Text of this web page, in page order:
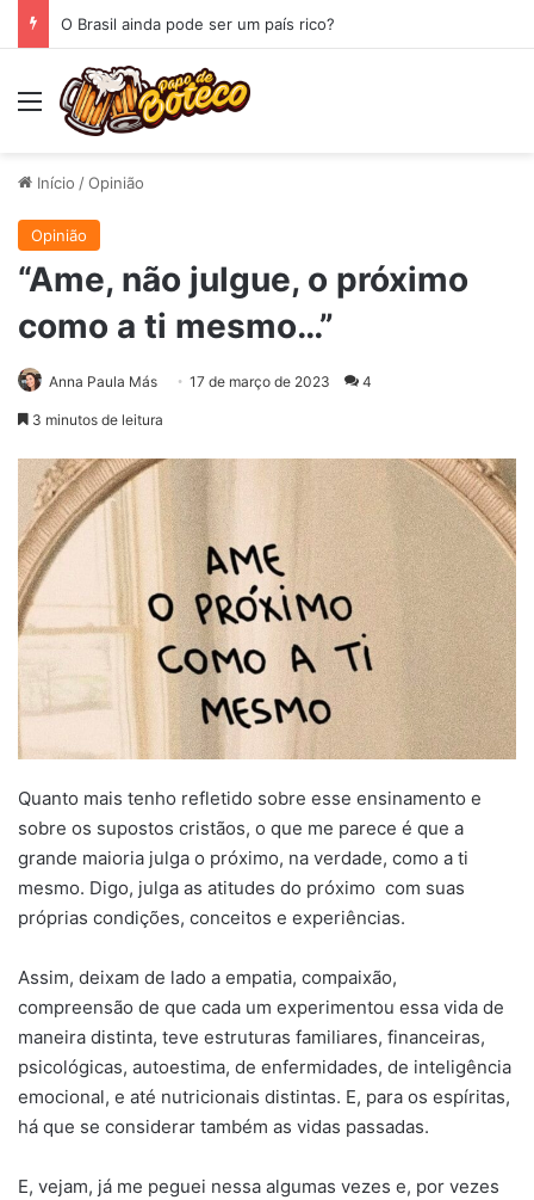
O Brasil ainda pode ser um país rico?
Menu
Início /Opinião
Opinião
“Ame, não julgue, o próximo
como a ti mesmo…”
Anna Paula Más 17 de março de 2023 4
3 minutos de leitura
Quanto mais tenho refletido sobre esse ensinamento e
sobre os supostos cristãos, o que me parece é que a
grande maioria julga o próximo, na verdade, como a ti
mesmo. Digo, julga as atitudes do próximo com suas
próprias condições, conceitos e experiências.
Assim, deixam de lado a empatia, compaixão,
compreensão de que cada um experimentou essa vida de
maneira distinta, teve estruturas familiares, financeiras,
psicológicas, autoestima, de enfermidades, de inteligência
emocional, e até nutricionais distintas. E, para os espíritas,
há que se considerar também as vidas passadas.
E, vejam, já me peguei nessa algumas vezes e, por vezes